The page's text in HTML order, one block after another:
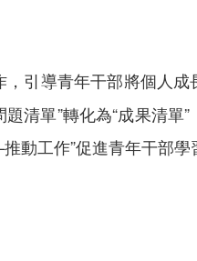
引導青年干部將個人成
清單”轉化為“成果清單”
工作”促進青年干部學